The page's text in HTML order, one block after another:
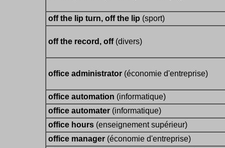
off the lip turn, off the lip (sport)
off the record, off(divers)
office administrator (économie d'entreprise)
office automation (informatique)
office automater (informatique)
office hours (enseignement supérieur)
office manager (économie d'entreprise)